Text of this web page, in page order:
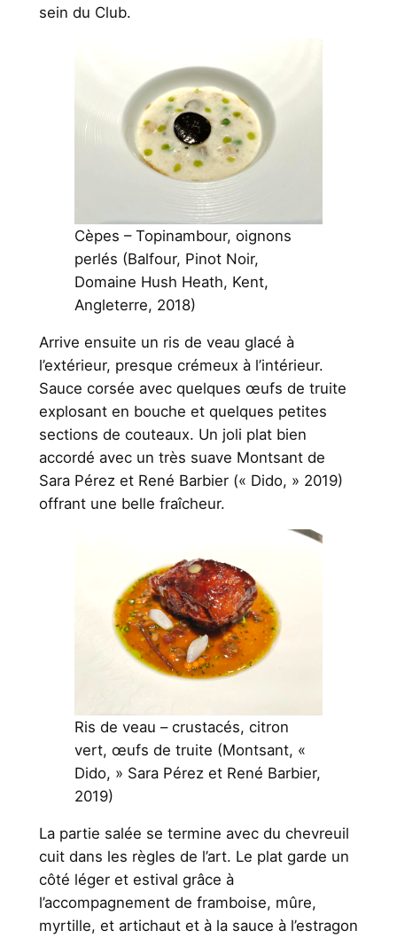
sein du Club.
Cèpes – Topinambour, oignons
perlés (Balfour, Pinot Noir,
Domaine Hush Heath, Kent,
Angleterre, 2018)
Arrive ensuite un ris de veau glacé à
l’extérieur, presque crémeux à l’intérieur.
Sauce corsée avec quelques œufs de truite
explosant en bouche et quelques petites
sections de couteaux. Un joli plat bien
accordé avec un très suave Montsant de
Sara Pérez et René Barbier (« Dido, » 2019)
offrant une belle fraîcheur.
Ris de veau – crustacés, citron
vert, œufs de truite (Montsant, «
Dido, » Sara Pérez et René Barbier,
2019)
La partie salée se termine avec du chevreuil
cuit dans les règles de l’art. Le plat garde un
côté léger et estival grâce à
l’accompagnement de framboise, mûre,
myrtille, et artichaut et à la sauce à l’estragon